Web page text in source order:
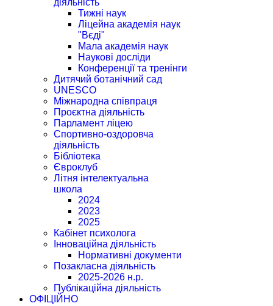
діяльність
Тижні наук
Ліцейна академія наук
"Вєді"
Мала академія наук
Наукові досліди
Конференції та тренінги
Дитячий ботанічний сад
UNESCO
Міжнародна співпраця
Проєктна діяльність
Парламент ліцею
Спортивно-оздоровча
діяльність
Бібліотека
Євроклуб
Літня інтелектуальна
школа
2024
2023
2025
Кабінет психолога
Інноваційна діяльність
Нормативні документи
Позакласна діяльність
2025-2026 н.р.
Публікаційна діяльність
ОФІЦІЙНО